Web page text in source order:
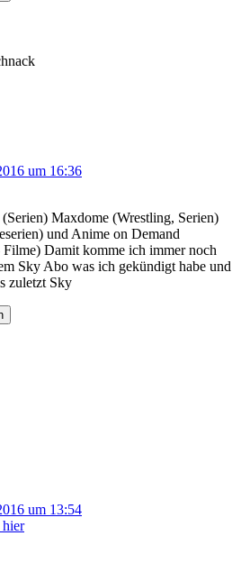
um 16:36
Maxdome (Wrestling, Serien)
und Anime on Demand
Damit komme ich immer noch
Sky Abo was ich gekündigt habe und
zuletzt Sky
um 13:54
hier